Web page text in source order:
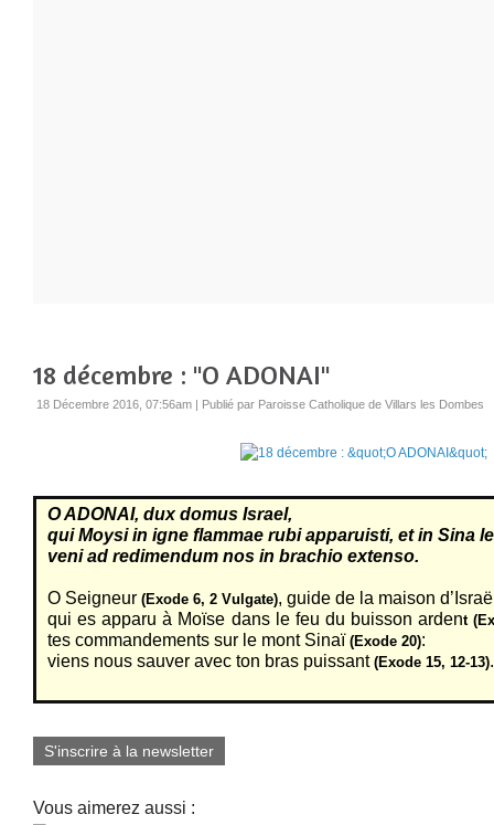
18 décembre : "O ADONAI"
18 Décembre 2016, 07:56am | Publié par Paroisse Catholique de Villars les Dombes
O ADONAI, dux domus Israel,
qui Moysi in igne flammae rubi apparuisti, et in Sina
veni ad redimendum nos in brachio extenso.
O Seigneur (Exode 6, 2 Vulgate), guide de la maison
qui es apparu à Moïse dans le feu du buisson ardent
tes commandements sur le mont Sinaï (Exode 20):
viens nous sauver avec ton bras puissant (Exode 15, 12-13)
S'inscrire à la newsletter
Vous aimerez aussi :